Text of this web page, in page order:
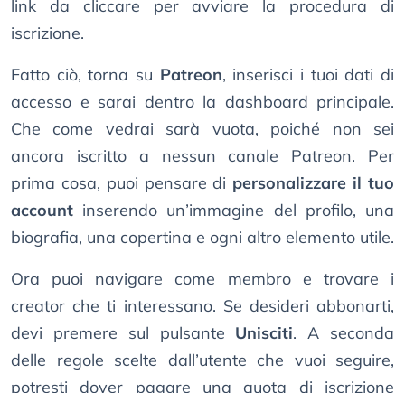
link da cliccare per avviare la procedura di
iscrizione.
Fatto ciò, torna su Patreon, inserisci i tuoi dati di
accesso e sarai dentro la dashboard principale.
Che come vedrai sarà vuota, poiché non sei
ancora iscritto a nessun canale Patreon. Per
prima cosa, puoi pensare di personalizzare il tuo
account inserendo un’immagine del profilo, una
biografia, una copertina e ogni altro elemento utile.
Ora puoi navigare come membro e trovare i
creator che ti interessano. Se desideri abbonarti,
devi premere sul pulsante Unisciti. A seconda
delle regole scelte dall’utente che vuoi seguire,
potresti dover pagare una quota di iscrizione